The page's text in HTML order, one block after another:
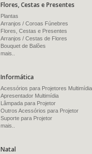
Flores, Cestas e Presentes
Plantas
Arranjos / Coroas Fúnebres
Flores, Cestas e Presentes
Arranjos / Cestas de Flores
Bouquet de Balões
mais..
Informática
Acessórios para Projetores Multimídia
Apresentador Multimídia
Lâmpada para Projetor
Outros Acessórios para Projetor
Suporte para Projetor
mais..
Natal